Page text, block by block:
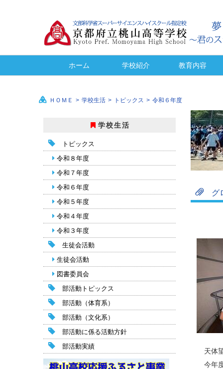
ホーム 学校紹介 教育内容
ＨＯＭＥ > 学校生活 > トピックス > 令和６年度
グ
天体
今年
学校生活
トピックス
令和８年度
令和７年度
令和６年度
令和５年度
令和４年度
令和３年度
生徒会活動
生徒会活動
図書委員会
部活動トピックス
部活動（体育系）
部活動（文化系）
部活動に係る活動方針
部活動実績